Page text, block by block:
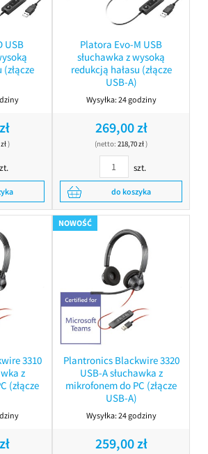
USB
)
Platora Evo-M USB
słuchawka z wysoką
redukcją hałasu (złącze
USB-A)
Wysyłka:24 godziny
269,00 zł
(netto: 218,70 zł)
szt.
do koszyka
3310
z
(złącze
Plantronics Blackwire 3320
USB-A słuchawka z
mikrofonem do PC (złącze
USB-A)
Wysyłka:24 godziny
259,00 zł
NOWOŚĆ